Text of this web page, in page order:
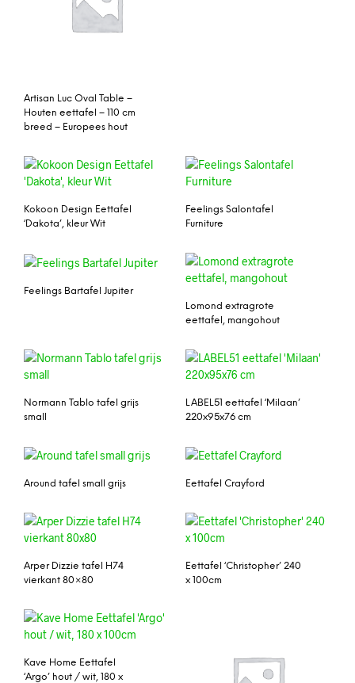
Artisan Luc Oval Table –
Houten eettafel – 110 cm
breed – Europees hout
Kokoon Design Eettafel
‘Dakota’, kleur Wit
Feelings Salontafel
Furniture
Feelings Bartafel Jupiter
Lomond extragrote
eettafel, mangohout
Normann Tablo tafel grijs
small
LABEL51 eettafel ‘Milaan’
220x95x76 cm
Around tafel small grijs Eettafel Crayford
Arper Dizzie tafel H74
vierkant 80×80
Eettafel ‘Christopher’ 240
x 100cm
Kave Home Eettafel
‘Argo’ hout / wit, 180 x